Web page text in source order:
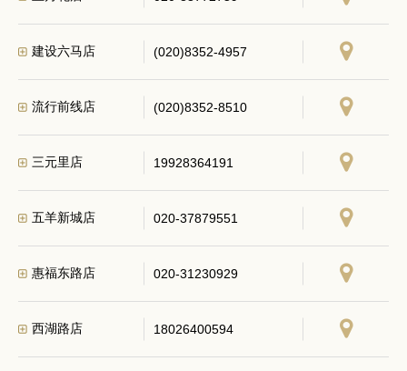
建设六马店 (020)8352-4957
流行前线店 (020)8352-8510
三元里店 19928364191
五羊新城店 020-37879551
惠福东路店 020-31230929
西湖路店 18026400594